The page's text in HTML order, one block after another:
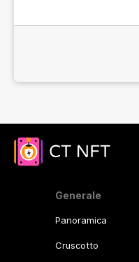
Generale
Panoramica
Cruscotto